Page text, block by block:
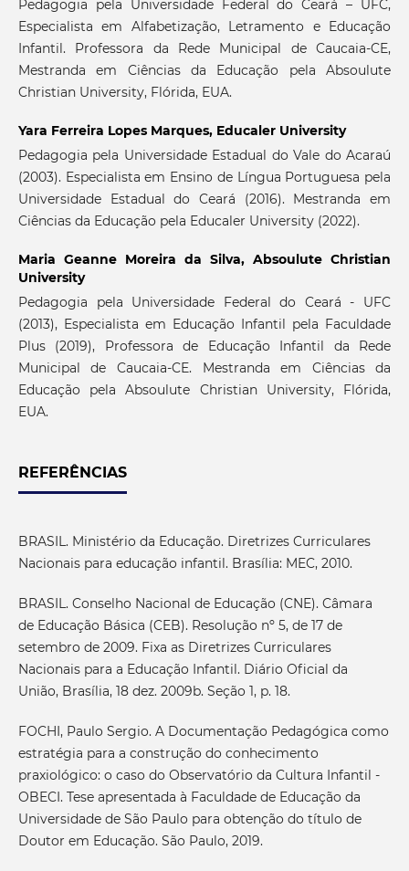
Pedagogia pela Universidade Federal do Ceará – UFC,
Especialista em Alfabetização, Letramento e Educação
Infantil. Professora da Rede Municipal de Caucaia-CE,
Mestranda em Ciências da Educação pela Absoulute
Christian University, Flórida, EUA.
Yara Ferreira Lopes Marques, Educaler University
Pedagogia pela Universidade Estadual do Vale do Acaraú
(2003). Especialista em Ensino de Língua Portuguesa pela
Universidade Estadual do Ceará (2016). Mestranda em
Ciências da Educação pela Educaler University (2022).
Maria Geanne Moreira da Silva,Absoulute Christian
University
Pedagogia pela Universidade Federal do Ceará - UFC
(2013), Especialista em Educação Infantil pela Faculdade
Plus (2019), Professora de Educação Infantil da Rede
Municipal de Caucaia-CE. Mestranda em Ciências da
Educação pela Absoulute Christian University, Flórida,
EUA.
REFERÊNCIAS
BRASIL. Ministério da Educação. Diretrizes Curriculares
Nacionais para educação infantil. Brasília: MEC, 2010.
BRASIL. Conselho Nacional de Educação (CNE). Câmara
de Educação Básica (CEB). Resolução nº 5, de 17 de
setembro de 2009. Fixa as Diretrizes Curriculares
Nacionais para a Educação Infantil. Diário Oficial da
União, Brasília, 18 dez. 2009b. Seção 1, p. 18.
FOCHI, Paulo Sergio. A Documentação Pedagógica como
estratégia para a construção do conhecimento
praxiológico: o caso do Observatório da Cultura Infantil -
OBECI. Tese apresentada à Faculdade de Educação da
Universidade de São Paulo para obtenção do título de
Doutor em Educação. São Paulo, 2019.